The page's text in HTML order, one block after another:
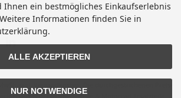
Preis bei Motorradteile & Motorrad Ersatzteile.
Ihnen ein bestmögliches Einkaufserlebnis
Informationen finden Sie in
ALLE AKZEPTIEREN
NUR NOTWENDIGE